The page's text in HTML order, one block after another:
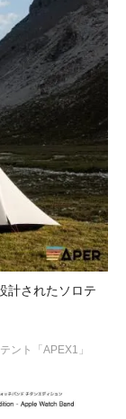
計されたソロテ
ント「APEX1」